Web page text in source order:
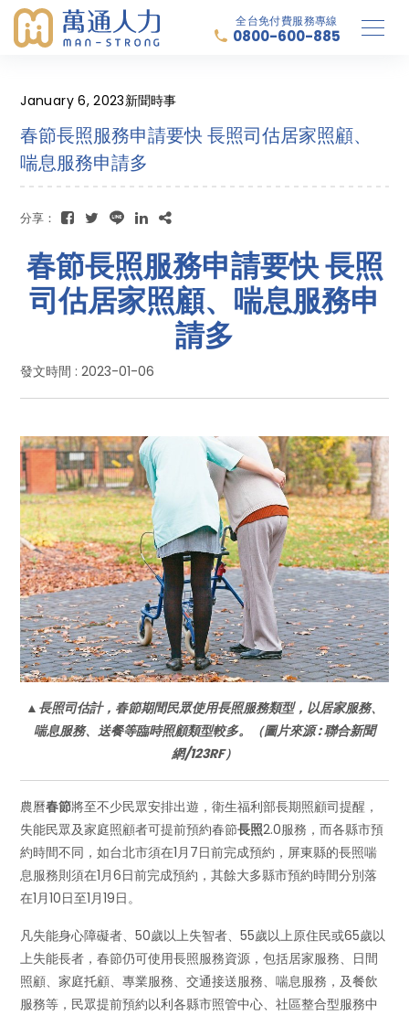
全台免付費服務專線
0800-600-885
January 6, 2023新聞時事
春節長照服務申請要快 長照司估居家照顧、
喘息服務申請多
分享：
春節長照服務申請要快 長照
司估居家照顧、喘息服務申
請多
發文時間 : 2023-01-06
▲ 長照司估計，春節期間民眾使用長照服務類型，以居家服務、
喘息服務、送餐等臨時照顧類型較多。（圖片來源 : 聯合新聞
網/123RF）
農曆春節將至不少民眾安排出遊，衛生福利部長期照顧司提醒，
失能民眾及家庭照顧者可提前預約春節長照2.0服務，而各縣市預
約時間不同，如台北市須在1月7日前完成預約，屏東縣的長照喘
息服務則須在1月6日前完成預約，其餘大多縣市預約時間分別落
在1月10日至1月19日。
凡失能身心障礙者、50歲以上失智者、55歲以上原住民或65歲以
上失能長者，春節仍可使用長照服務資源，包括居家服務、日間
照顧、家庭托顧、專業服務、交通接送服務、喘息服務，及餐飲
服務等，民眾提前預約以利各縣市照管中心、社區整合型服務中